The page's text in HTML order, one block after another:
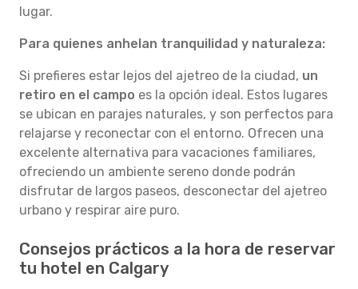
lugar.
Para quienes anhelan tranquilidad y naturaleza:
Si prefieres estar lejos del ajetreo de la ciudad, un
retiro en el campo es la opción ideal. Estos lugares
se ubican en parajes naturales, y son perfectos para
relajarse y reconectar con el entorno. Ofrecen una
excelente alternativa para vacaciones familiares,
ofreciendo un ambiente sereno donde podrán
disfrutar de largos paseos, desconectar del ajetreo
urbano y respirar aire puro.
Consejos prácticos a la hora de reservar
tu hotel en Calgary